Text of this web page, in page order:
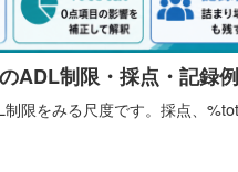
ADL制限・採点・記録例
限をみる尺度です。採点、